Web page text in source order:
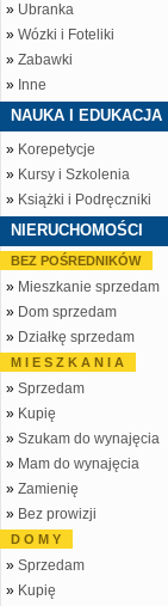
» Ubranka
» Wózki i Foteliki
» Zabawki
» Inne
NAUKA I EDUKACJA
» Korepetycje
» Kursy i Szkolenia
» Książki i Podręczniki
NIERUCHOMOŚCI
BEZ POŚREDNIKÓW
» Mieszkanie sprzedam
» Dom sprzedam
» Działkę sprzedam
M I E S Z K A N I A
» Sprzedam
» Kupię
» Szukam do wynajęcia
» Mam do wynajęcia
» Zamienię
» Bez prowizji
D O M Y
» Sprzedam
» Kupię